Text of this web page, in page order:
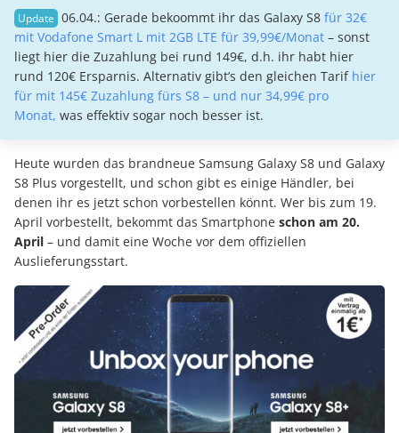
06.04.: Gerade bekoommt ihr das Galaxy S8 für 32€
mit Vodafone Smart L mit 2GB LTE für 39,99€/Monat – sonst
liegt hier die Zuzahlung bei rund 149€, d.h. ihr habt hier
rund 120€ Ersparnis. Alternativ gibt’s den gleichen Tarif hier
für mit 145€ Zuzahlung fürs S8 – und nur 34,99€ pro
Monat, was effektiv sogar noch besser ist.
Heute wurden das brandneue Samsung Galaxy S8 und Galaxy
S8 Plus vorgestellt, und schon gibt es einige Händler, bei
denen ihr es jetzt schon vorbestellen könnt. Wer bis zum 19.
April vorbestellt, bekommt das Smartphone schon am 20.
April – und damit eine Woche vor dem offiziellen
Auslieferungsstart.